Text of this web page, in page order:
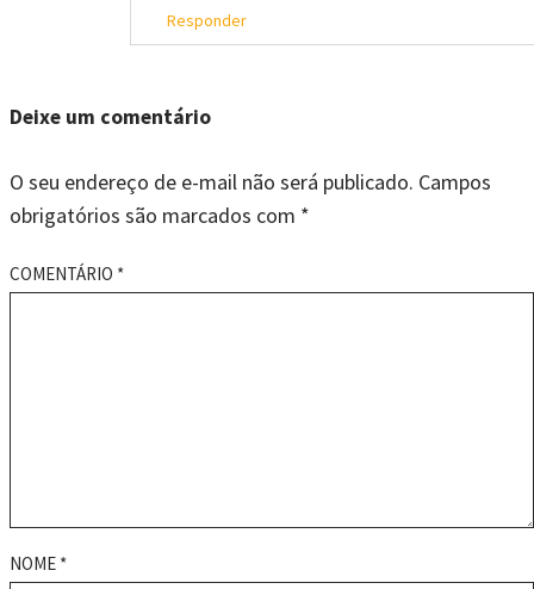
Responder
Deixe um comentário
O seu endereço de e-mail não será publicado. Campos
obrigatórios são marcados com *
COMENTÁRIO *
NOME *